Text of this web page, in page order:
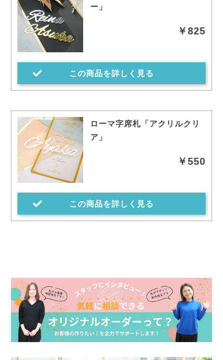
ー」
￥825
この商品を詳しく見る
ローマ字席札「アクリルクリ
ア」
￥550
この商品を詳しく見る